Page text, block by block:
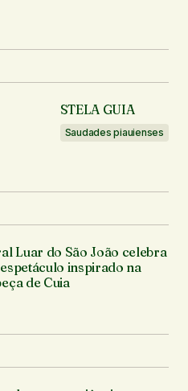
STELA GUIA
Saudades piauienses
Luar do São João celebra
inspirado na
de Cuia